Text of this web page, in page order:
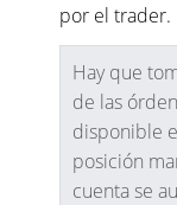
por el trader.
Hay que
de las
disponible
posición
cuenta se